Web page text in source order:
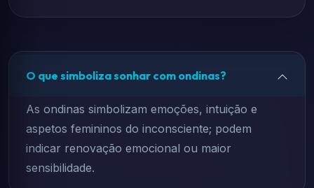
O que simboliza sonhar com ondinas?
As ondinas simbolizam emoções, intuição e
aspetos femininos do inconsciente; podem
indicar renovação emocional ou maior
sensibilidade.